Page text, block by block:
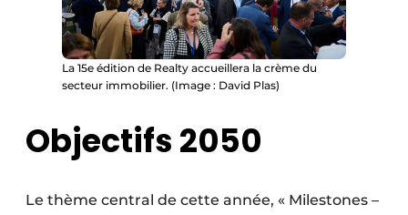
La 15e édition de Realty accueillera la crème du
secteur immobilier. (Image : David Plas)
Objectifs 2050
Le thème central de cette année, « Milestones –